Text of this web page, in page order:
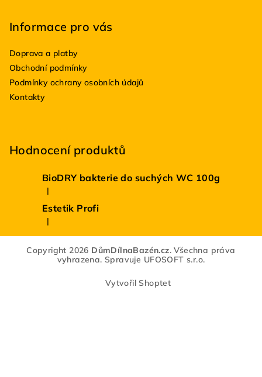
Informace pro vás
Doprava a platby
Obchodní podmínky
Podmínky ochrany osobních údajů
Kontakty
Hodnocení produktů
BioDRY bakterie do suchých WC 100g
Hodnocení produktu je 5 z 5 hvězdiček.
|
Estetik Profi
Hodnocení produktu je 5 z 5 hvězdiček.
|
Copyright 2026 DůmDílnaBazén.cz. Všechna práva
vyhrazena.Spravuje UFOSOFT s.r.o.
Vytvořil Shoptet